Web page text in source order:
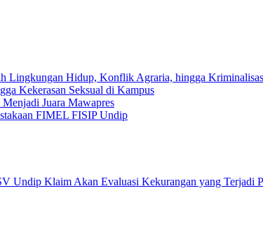
Lingkungan Hidup, Konflik Agraria, hingga
Kekerasan Seksual di Kampus
Juara Mawapres
FIMEL FISIP Undip
Undip Klaim Akan Evaluasi Kekurangan yang Terjadi